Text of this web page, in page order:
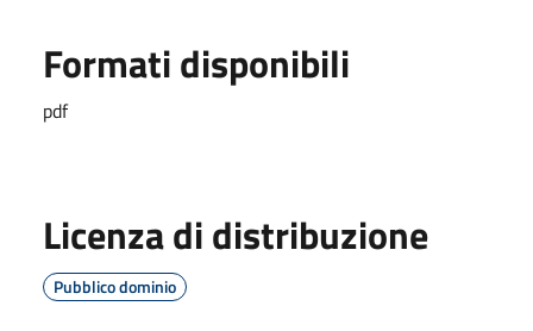
Formati disponibili
pdf
Licenza di distribuzione
Pubblico dominio